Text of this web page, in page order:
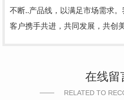
不断..产品线，以满足市场需求
客户携手共进，共同发展，共创
在线留
RELATED TO